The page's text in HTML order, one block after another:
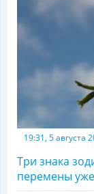
19:31, 5 августа
Три знака
перемены уже